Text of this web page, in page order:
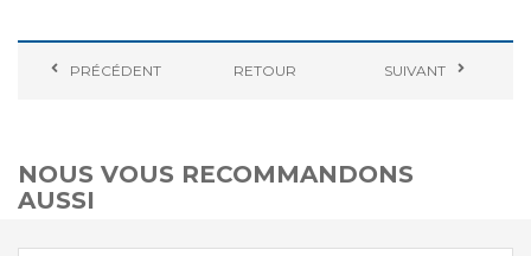
PRÉCÉDENT RETOUR SUIVANT
NOUS VOUS RECOMMANDONS
AUSSI